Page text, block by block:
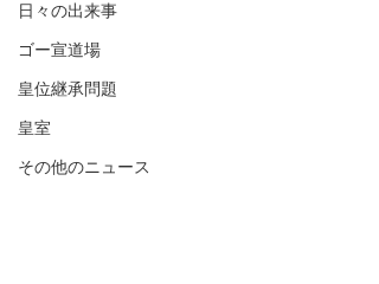
日々の出来事
ゴー宣道場
皇位継承問題
皇室
その他のニュース